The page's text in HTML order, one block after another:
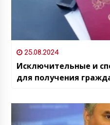
25.08.2024
Исключительные и
для получения